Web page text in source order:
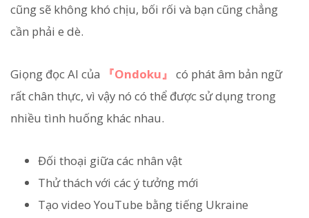
cũng sẽ không khó chịu, bối rối và bạn cũng chẳng
cần phải e dè.
Giọng đọc AI của 『Ondoku』 có phát âm bản ngữ
rất chân thực, vì vậy nó có thể được sử dụng trong
nhiều tình huống khác nhau.
Đối thoại giữa các nhân vật
Thử thách với các ý tưởng mới
Tạo video YouTube bằng tiếng Ukraine